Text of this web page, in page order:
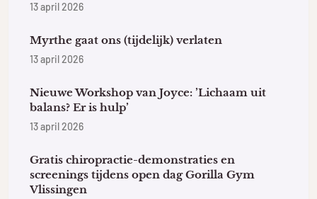
13 april 2026
Myrthe gaat ons (tijdelijk) verlaten
13 april 2026
Nieuwe Workshop van Joyce: ’Lichaam uit
balans? Er is hulp’
13 april 2026
Gratis chiropractie-demonstraties en
screenings tijdens open dag Gorilla Gym
Vlissingen